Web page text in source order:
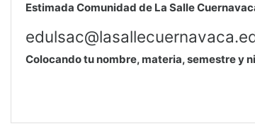
Estimada Comunidad de La Salle
Colocando tu nombre, materia, semestre y